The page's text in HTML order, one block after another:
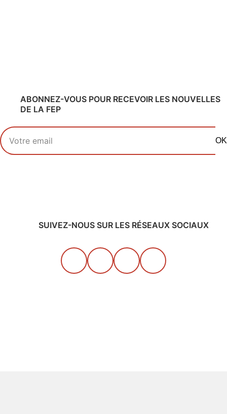
ABONNEZ-VOUS POUR RECEVOIR LES NOUVELLES
DE LA FEP
Votre adresse email
OK
SUIVEZ-NOUS SUR LES RÉSEAUX SOCIAUX